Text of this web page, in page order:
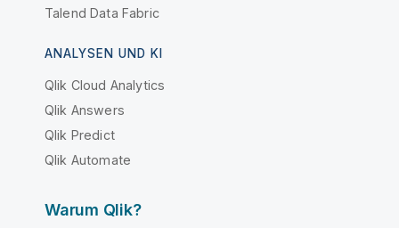
Talend Data Fabric
ANALYSEN UND KI
Qlik Cloud Analytics
Qlik Answers
Qlik Predict
Qlik Automate
Warum Qlik?